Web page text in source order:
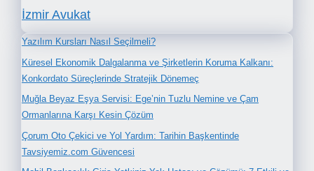
İzmir Avukat
Yazılım Kursları Nasıl Seçilmeli?
Küresel Ekonomik Dalgalanma ve Şirketlerin Koruma Kalkanı:
Konkordato Süreçlerinde Stratejik Dönemeç
Muğla Beyaz Eşya Servisi: Ege’nin Tuzlu Nemine ve Çam
Ormanlarına Karşı Kesin Çözüm
Çorum Oto Çekici ve Yol Yardım: Tarihin Başkentinde
Tavsiyemiz.com Güvencesi